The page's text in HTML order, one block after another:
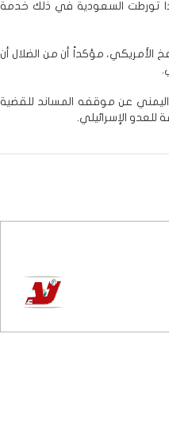
تورطت السعودية في ذلك خدمة
الأمريكي، مؤكداً أن من الضلال أن
عن موقفه المساند للقضية
للعدو الإسرائيلي.